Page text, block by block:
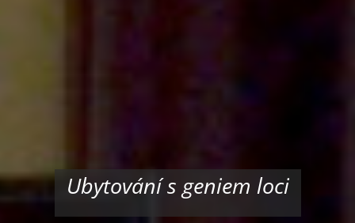
Ubytování s geniem loci